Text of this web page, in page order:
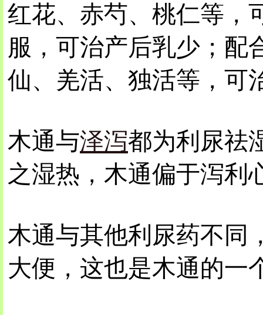
红花、赤芍、桃仁等，
服，可治产后乳少；配
仙、羌活、独活等，可
木通与泽泻都为利尿祛
之湿热，木通偏于泻利
木通与其他利尿药不同
大便，这也是木通的一